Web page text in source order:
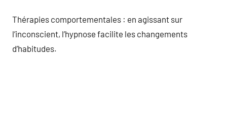
Thérapies comportementales : en agissant sur
l’inconscient, l’hypnose facilite les changements
d’habitudes.